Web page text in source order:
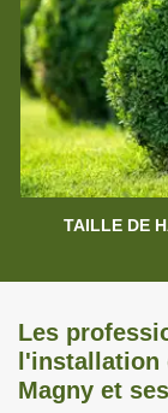
TAILLE DE
Les
l'installation
Magny et